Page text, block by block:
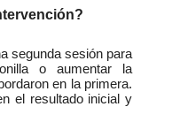
segunda sesión para
o aumentar la
en la primera.
el resultado inicial y